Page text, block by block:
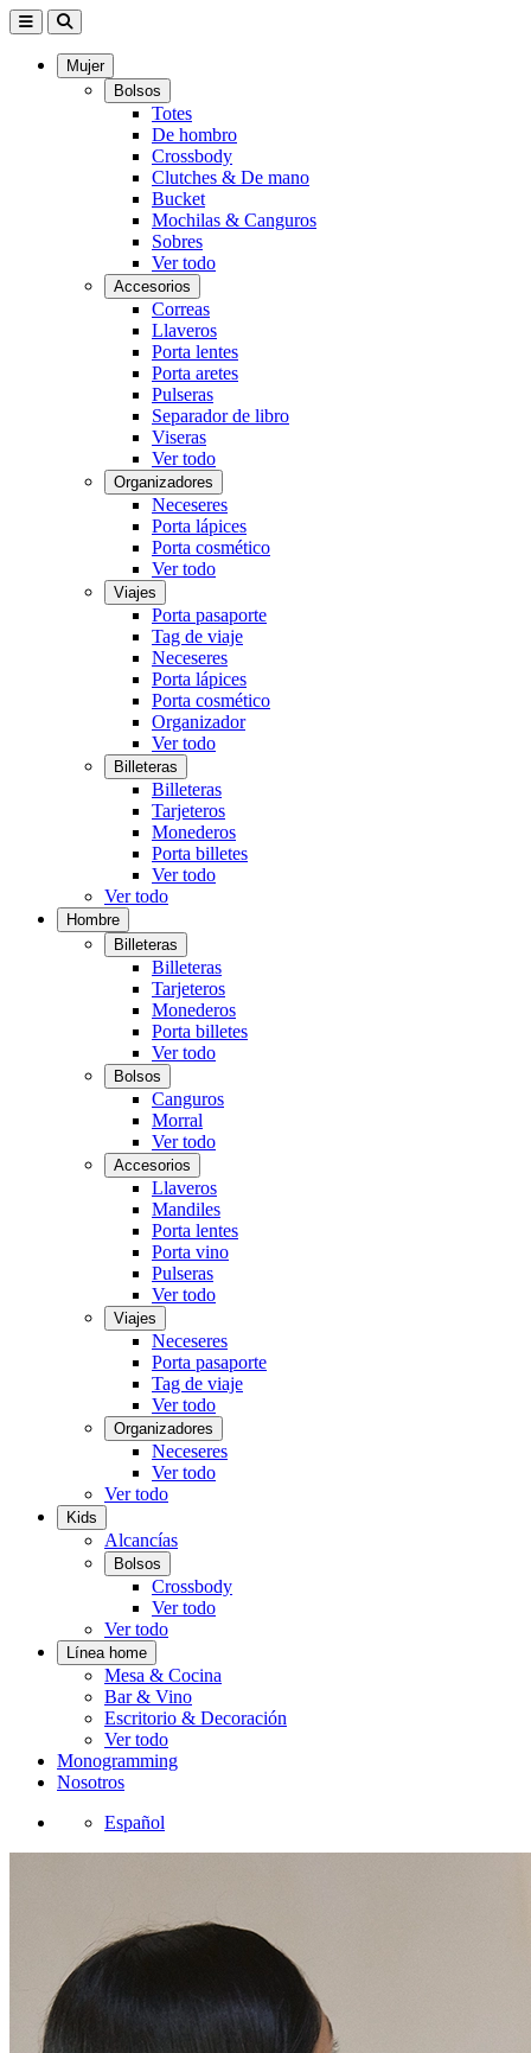
Mujer
Bolsos
Totes
De hombro
Crossbody
Clutches & De mano
Bucket
Mochilas & Canguros
Sobres
Ver todo
Accesorios
Correas
Llaveros
Porta lentes
Porta aretes
Pulseras
Separador de libro
Viseras
Ver todo
Organizadores
Neceseres
Porta lápices
Porta cosmético
Ver todo
Viajes
Porta pasaporte
Tag de viaje
Neceseres
Porta lápices
Porta cosmético
Organizador
Ver todo
Billeteras
Billeteras
Tarjeteros
Monederos
Porta billetes
Ver todo
Ver todo
Hombre
Billeteras
Billeteras
Tarjeteros
Monederos
Porta billetes
Ver todo
Bolsos
Canguros
Morral
Ver todo
Accesorios
Llaveros
Mandiles
Porta lentes
Porta vino
Pulseras
Ver todo
Viajes
Neceseres
Porta pasaporte
Tag de viaje
Ver todo
Organizadores
Neceseres
Ver todo
Ver todo
Kids
Alcancías
Bolsos
Crossbody
Ver todo
Ver todo
Línea home
Mesa & Cocina
Bar & Vino
Escritorio & Decoración
Ver todo
Monogramming
Nosotros
Español